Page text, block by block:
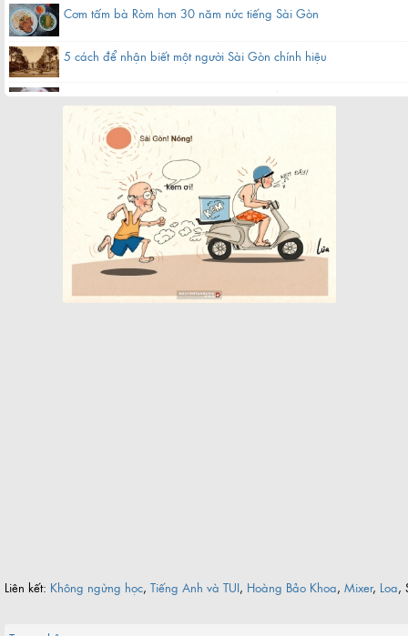
Cơm tấm bà Ròm hơn 30 năm nức tiếng Sài Gòn
5 cách để nhận biết một người Sài Gòn chính hiệu
Hàng bánh canh bột gạo hơn 60 năm nằm gần chợ ở Sài Gòn
Quán cà phê bạc màu hơn nửa thế kỷ giữa lòng Sài Gòn
Chợ Bến Thành xưa tên thiệt là gì?
Khách sạn nổi 5 sao biểu tượng một thời của Sài Gòn
Cụ bà làm cửu vạn ở chợ đầu mối Sài Gòn
Liên kết: Không ngừng học, Tiếng Anh và TUI, Hoàng Bảo Khoa, Mixer, Loa,